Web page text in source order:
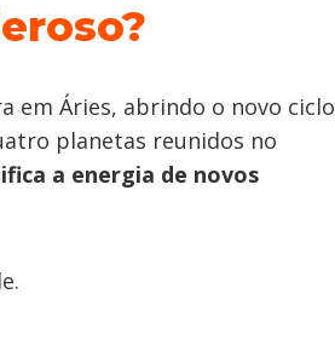
em Áries, abrindo o novo ciclo
planetas reunidos no
a energia de novos